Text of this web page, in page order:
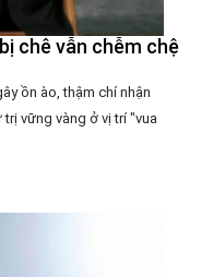
chê vẫn chễm chệ
ồn ào, thậm chí nhận
vững vàng ở vị trí "vua